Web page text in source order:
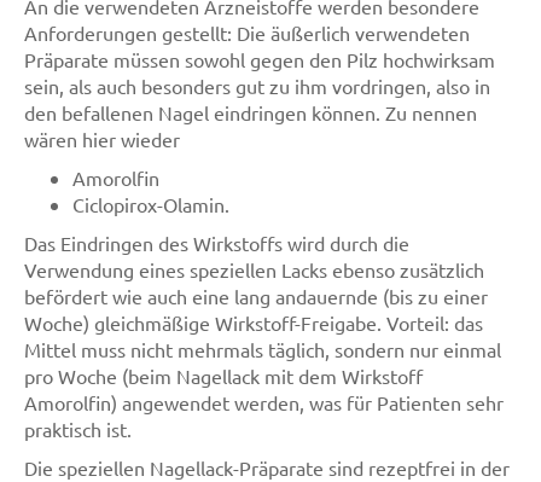
An die verwendeten Arzneistoffe werden besondere
Anforderungen gestellt: Die äußerlich verwendeten
Präparate müssen sowohl gegen den Pilz hochwirksam
sein, als auch besonders gut zu ihm vordringen, also in
den befallenen Nagel eindringen können. Zu nennen
wären hier wieder
Amorolfin
Ciclopirox-Olamin.
Das Eindringen des Wirkstoffs wird durch die
Verwendung eines speziellen Lacks ebenso zusätzlich
befördert wie auch eine lang andauernde (bis zu einer
Woche) gleichmäßige Wirkstoff-Freigabe. Vorteil: das
Mittel muss nicht mehrmals täglich, sondern nur einmal
pro Woche (beim Nagellack mit dem Wirkstoff
Amorolfin) angewendet werden, was für Patienten sehr
praktisch ist.
Die speziellen Nagellack-Präparate sind rezeptfrei in der